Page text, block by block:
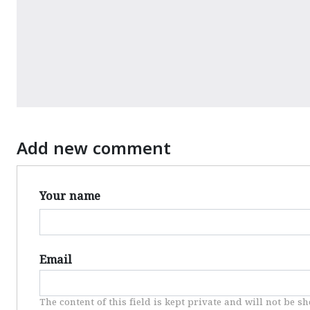
Add new comment
Your name
Email
The content of this field is kept private and will not be